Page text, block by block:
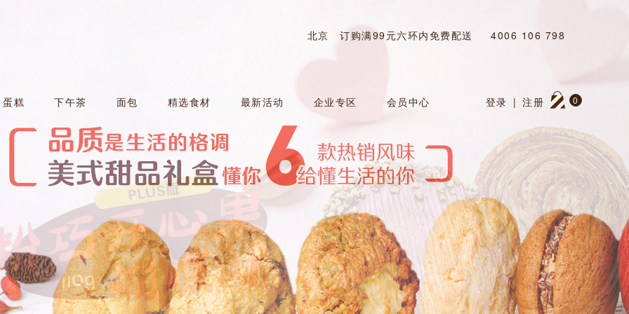
北京 订购满99元六环内免费配送 4006 106 798
蛋糕 下午茶 面包 精选食材 最新活动 企业专区 会员中心 0
登录 | 注册